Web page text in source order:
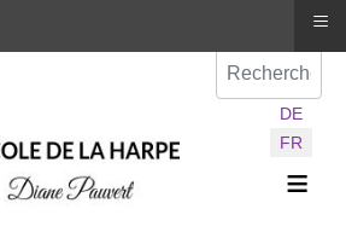
Sélectionnez
DE
FR
≡
≡